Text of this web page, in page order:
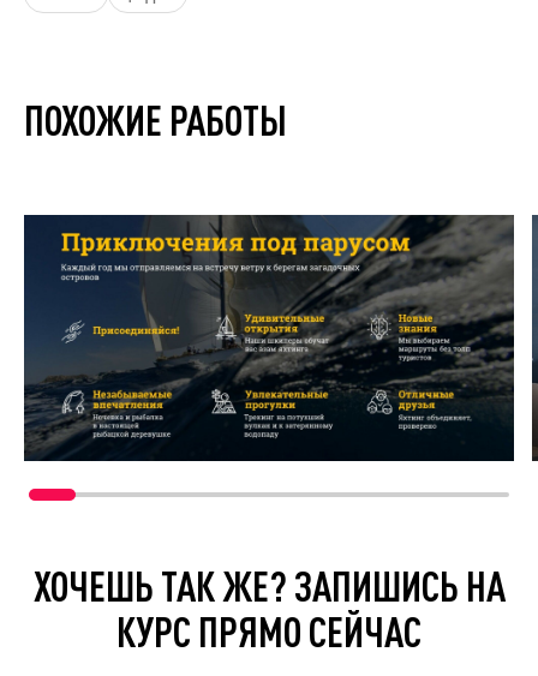
ПОХОЖИЕ РАБОТЫ
ХОЧЕШЬ ТАК ЖЕ? ЗАПИШИСЬ НА
КУРС ПРЯМО СЕЙЧАС